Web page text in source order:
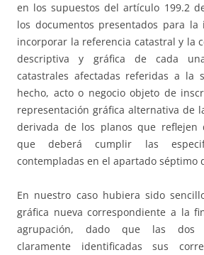
en los supuestos del artículo 199.2
los documentos presentados para la
incorporar la referencia catastral y la
descriptiva y gráfica de cada
catastrales afectadas referidas a la
hecho, acto o negocio objeto de
representación gráfica alternativa de
derivada de los planos que reflejen
que deberá cumplir las
contempladas en el apartado séptimo
En nuestro caso hubiera sido
gráfica nueva correspondiente a la
agrupación, dado que las dos
claramente identificadas sus